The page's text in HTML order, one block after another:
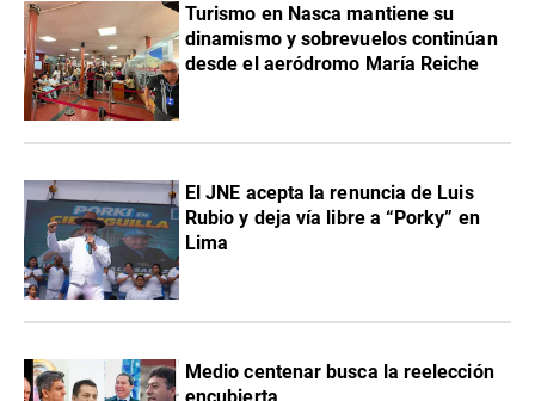
Turismo en Nasca mantiene su
dinamismo y sobrevuelos continúan
desde el aeródromo María Reiche
El JNE acepta la renuncia de Luis
Rubio y deja vía libre a “Porky” en
Lima
Medio centenar busca la reelección